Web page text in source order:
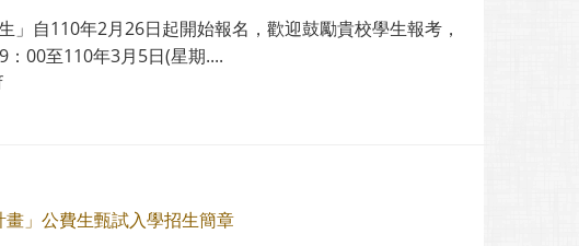
自110年2月26日起開始報名，歡迎鼓勵貴校學生報考，
00至110年3月5日(星期....
」公費生甄試入學招生簡章